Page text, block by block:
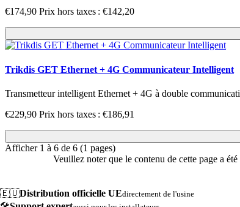
€174,90 Prix hors taxes : €142,20
Trikdis GET Ethernet + 4G Communicateur Intelligent
Transmetteur intelligent Ethernet + 4G à double
€229,90 Prix hors taxes : €186,91
Afficher 1 à 6 de 6 (1 pages)
Veuillez noter que le contenu de cette page a
🇪🇺Distribution officielle UEdirectement de l'usine